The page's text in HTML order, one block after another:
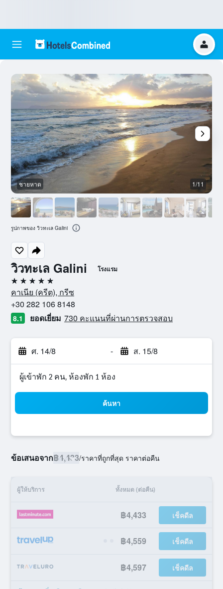
วิวทะเล Galini โรงแรม
5 ดาว
คาเนีย (ครีต), กรีซ
+30 282 106 8148
8.1 ยอดเยี่ยม 730 คะแนนที่ผ่านการตรวจสอบ
ศ. 14/8 - ส. 15/8
ผู้เข้าพัก 2 คน, ห้องพัก 1 ห้อง
ค้นหา
ข้อเสนอจาก฿4,433/ราคาที่ถูกที่สุด ราคาต่อคืน
ผู้ให้บริการ ทั้งหมด (ต่อคืน)
฿4,433 เช็คดีล
฿4,559 เช็คดีล
฿4,597 เช็คดีล
ชายหาด 1/11
รูปภาพของ วิวทะเล Galini